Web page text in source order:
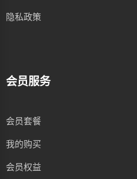
隐私政策
会员服务
会员套餐
我的购买
会员权益